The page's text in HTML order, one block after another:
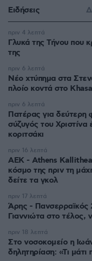
Ειδήσεις
Γλυκά της Τήνου που
της
πριν 4 λεπτά
Νέο χτύπημα στα
πλοίο κοντά στο
πριν 6 λεπτά
Πατέρας για
σύζυγός του
κοριτσάκι
πριν 6 λεπτά
ΑΕΚ - Athens
κόσμο της πριν τη
δείτε τα γκολ
πριν 16 λεπτά
Άρης - Πανσερραϊκός
Γιαννιώτα στο τέλος,
πριν 17 λεπτά
Στο νοσοκομείο η
δηλητηρίαση: «Τι
πριν 18 λεπτά